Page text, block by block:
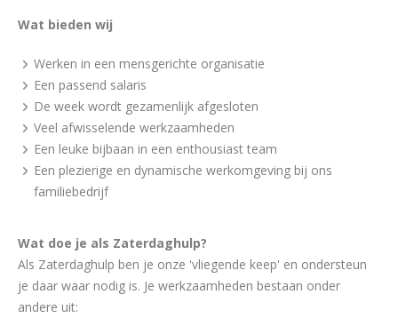
Wat bieden wij
Werken in een mensgerichte organisatie
Een passend salaris
De week wordt gezamenlijk afgesloten
Veel afwisselende werkzaamheden
Een leuke bijbaan in een enthousiast team
Een plezierige en dynamische werkomgeving bij ons
familiebedrijf
Wat doe je als Zaterdaghulp?
Als Zaterdaghulp ben je onze 'vliegende keep' en ondersteun
je daar waar nodig is. Je werkzaamheden bestaan onder
andere uit: